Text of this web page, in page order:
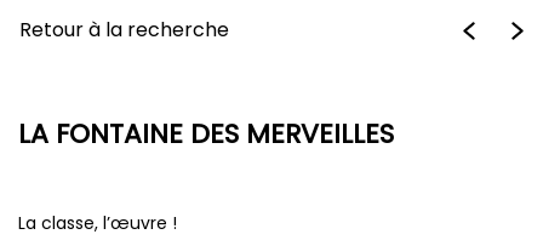
Retour à la recherche
LA FONTAINE DES MERVEILLES
La classe, l’œuvre !